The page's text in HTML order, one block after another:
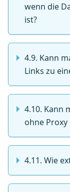
wenn die
ist?
4.9. Kann
Links zu
4.10. Kann
ohne Proxy
4.11. Wie